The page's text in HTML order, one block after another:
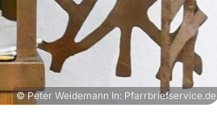
© Peter Weidemann In: Pfarrbriefservice.de